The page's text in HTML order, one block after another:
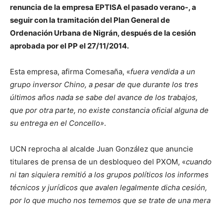
renuncia de la empresa EPTISA el pasado verano-, a
seguir con la tramitación del Plan General de
Ordenación Urbana de Nigrán, después de la cesión
aprobada por el PP el 27/11/2014.
Esta empresa, afirma Comesaña, «fuera vendida a un
grupo inversor Chino, a pesar de que durante los tres
últimos años nada se sabe del avance de los trabajos,
que por otra parte, no existe constancia oficial alguna de
su entrega en el Concello».
UCN reprocha al alcalde Juan González que anuncie
titulares de prensa de un desbloqueo del PXOM, «cuando
ni tan siquiera remitió a los grupos políticos los informes
técnicos y jurídicos que avalen legalmente dicha cesión,
por lo que mucho nos tememos que se trate de una mera